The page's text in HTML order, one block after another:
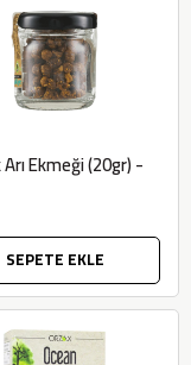
Ekmeği (20gr) -
SEPETE EKLE